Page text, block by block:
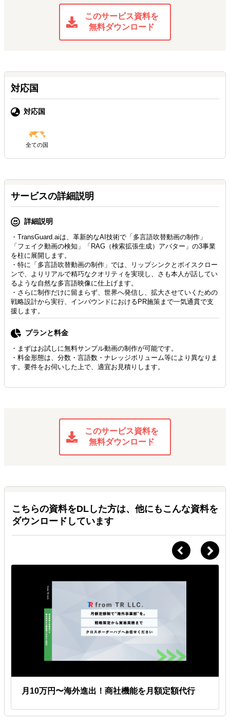
このサービス資料を
無料ダウンロード
対応国
対応国
全ての国
サービスの詳細説明
詳細説明
・TransGuard.aiは、革新的なAI技術で「多言語吹替動画の制作」
「フェイク動画の検知」「RAG（検索拡張生成）アバター」の3事業
を柱に展開します。
・特に「多言語吹替動画の制作」では、リップシンクとボイスクロー
ンで、よりリアルで精巧なクオリティを実現し、さも本人が話してい
るような自然な多言語映像に仕上げます。
・さらに制作だけに留まらず、世界へ発信し、拡大させていくための
戦略設計から実行、インバウンドにおけるPR施策まで一気通貫で支
援します。
プランと料金
・まずはお試しに無料サンプル動画の制作が可能です。
・料金形態は、分数・言語数・ナレッジボリューム等により異なりま
す。要件をお伺いした上で、適宜お見積りします。
このサービス資料を
無料ダウンロード
こちらの資料をDLした方は、他にもこんな資料を
ダウンロードしています
月10万円〜海外進出！商社機能を月額定額代行